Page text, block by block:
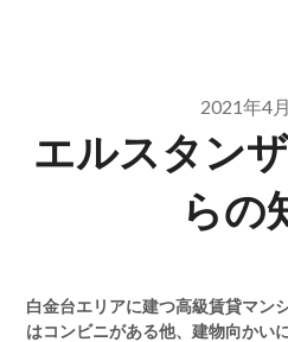
2021年4
エルスタン
らの
白金台エリアに建つ高級賃貸マン
はコンビニがある他、建物向かい